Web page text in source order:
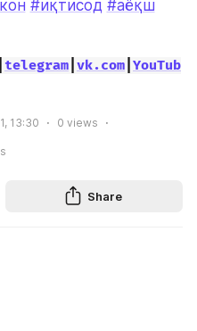
#иқтисод #аёқш
telegram vk.com YouTub
13:30 0 views
Share